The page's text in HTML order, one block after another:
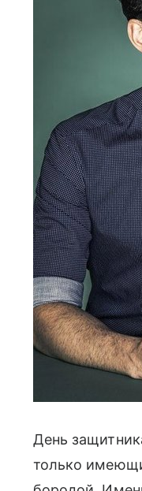
День
только